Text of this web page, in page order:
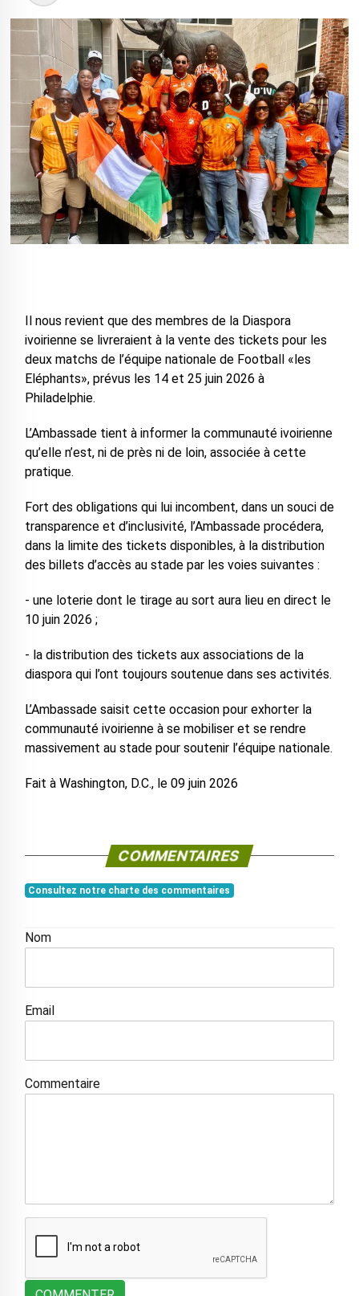
Il nous revient que des membres de la Diaspora
ivoirienne se livreraient à la vente des tickets pour les
deux matchs de l’équipe nationale de Football «les
Eléphants», prévus les 14 et 25 juin 2026 à
Philadelphie.
L’Ambassade tient à informer la communauté ivoirienne
qu’elle n’est, ni de près ni de loin, associée à cette
pratique.
Fort des obligations qui lui incombent, dans un souci de
transparence et d’inclusivité, l’Ambassade procédera,
dans la limite des tickets disponibles, à la distribution
des billets d’accès au stade par les voies suivantes :
- une loterie dont le tirage au sort aura lieu en direct le
10 juin 2026 ;
- la distribution des tickets aux associations de la
diaspora qui l’ont toujours soutenue dans ses activités.
L’Ambassade saisit cette occasion pour exhorter la
communauté ivoirienne à se mobiliser et se rendre
massivement au stade pour soutenir l’équipe nationale.
Fait à Washington, D.C., le 09 juin 2026
COMMENTAIRES
Consultez notre charte des commentaires
Nom
Email
Commentaire